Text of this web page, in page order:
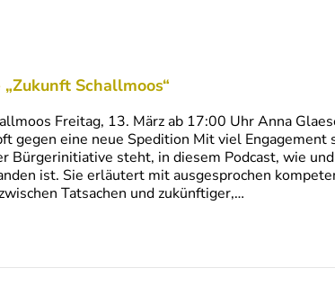
Schallmoos“
Freitag, 13. März ab 17:00 Uhr Anna
gegen eine neue Spedition Mit viel
Bürgerinitiative steht, in diesem Podcast, wie
ist. Sie erläutert mit ausgesprochen
Tatsachen und zukünftiger,…